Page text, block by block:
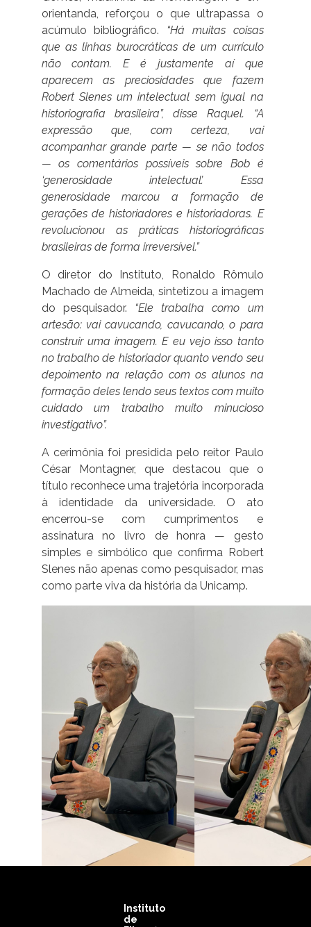
orientanda, reforçou o que ultrapassa o
acúmulo bibliográfico.
“Há muitas coisas
que as linhas burocráticas de um currículo
não contam. E é justamente aí que
aparecem as preciosidades que fazem
Robert Slenes um intelectual sem igual na
historiografia brasileira”, disse Raquel. “A
expressão que, com certeza, vai
acompanhar grande parte — se não todos
— os comentários possíveis sobre Bob é
‘generosidade intelectual’. Essa
generosidade marcou a formação de
gerações de historiadores e historiadoras. E
revolucionou as práticas historiográficas
brasileiras de forma irreversível.”
O diretor do Instituto, Ronaldo Rômulo
Machado de Almeida, sintetizou a imagem
do pesquisador.
“Ele trabalha como um
artesão: vai cavucando, cavucando, o para
construir uma imagem. E eu vejo isso tanto
no trabalho de historiador quanto vendo seu
depoimento na relação com os alunos na
formação deles lendo seus textos com muito
cuidado um trabalho muito minucioso
investigativo”.
A cerimônia foi presidida pelo reitor Paulo
César Montagner, que destacou que o
título reconhece uma trajetória incorporada
à identidade da universidade. O ato
encerrou-se com cumprimentos e
assinatura no livro de honra — gesto
simples e simbólico que confirma Robert
Slenes não apenas como pesquisador, mas
como parte viva da história da Unicamp.
Instituto
de